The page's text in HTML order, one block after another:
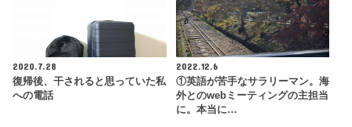
2020.7.28
復帰後、干されると思っていた私
への電話
2022.12.6
①英語が苦手なサラリーマン。海
外とのwebミーティングの主担当
に。本当に…